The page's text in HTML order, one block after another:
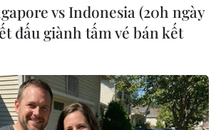
nhiễm môi trường
#Phòng cháy chữa cháy
vs Indonesia (20h ngày
đấu giành tấm vé bán kết